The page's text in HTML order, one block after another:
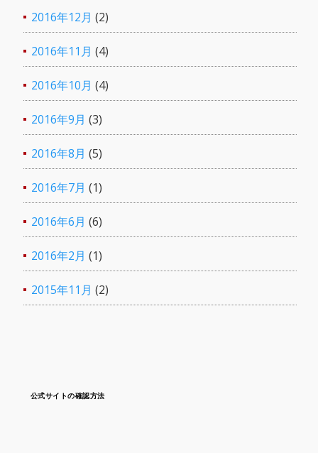
2016年12月 (2)
2016年11月 (4)
2016年10月 (4)
2016年9月 (3)
2016年8月 (5)
2016年7月 (1)
2016年6月 (6)
2016年2月 (1)
2015年11月 (2)
公式サイトの確認方法